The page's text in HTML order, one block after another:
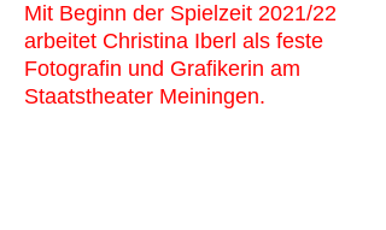
Mit Beginn der Spielzeit 2021/22
arbeitet Christina Iberl als feste
Fotografin und Grafikerin am
Staatstheater Meiningen.